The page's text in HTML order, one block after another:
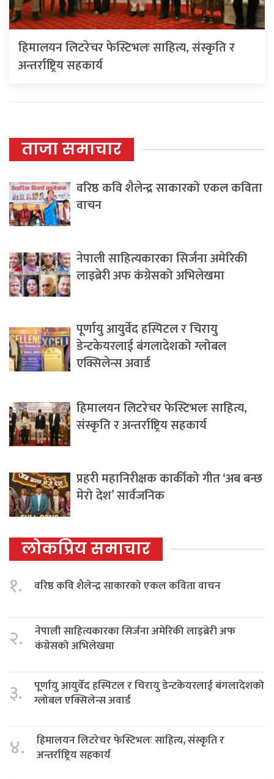
हिमालयन लिटरेचर फेस्टिभलः साहित्य, संस्कृति र
अन्तर्राष्ट्रिय सहकार्य
ताजा समाचार
वरिष्ठ कवि शैलेन्द्र साकारको एकल कविता
वाचन
नेपाली साहित्यकारका सिर्जना अमेरिकी
लाइब्रेरी अफ कंग्रेसको अभिलेखमा
पूर्णायु आयुर्वेद हस्पिटल र चिरायु
डेन्टकेयरलाई बंगलादेशको ग्लोबल
एक्सिलेन्स अवार्ड
हिमालयन लिटरेचर फेस्टिभलः साहित्य,
संस्कृति र अन्तर्राष्ट्रिय सहकार्य
प्रहरी महानिरीक्षक कार्कीको गीत ‘अब बन्छ
मेरो देश’ सार्वजनिक
लोकप्रिय समाचार
१. वरिष्ठ कवि शैलेन्द्र साकारको एकल कविता वाचन
२.
नेपाली साहित्यकारका सिर्जना अमेरिकी लाइब्रेरी अफ
कंग्रेसको अभिलेखमा
३.
पूर्णायु आयुर्वेद हस्पिटल र चिरायु डेन्टकेयरलाई बंगलादेशको
ग्लोबल एक्सिलेन्स अवार्ड
४.
हिमालयन लिटरेचर फेस्टिभलः साहित्य, संस्कृति र
अन्तर्राष्ट्रिय सहकार्य